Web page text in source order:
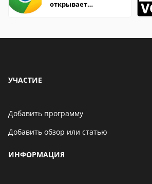
открывает
УЧАСТИЕ
Добавить программу
Добавить обзор или статью
ИНФОРМАЦИЯ